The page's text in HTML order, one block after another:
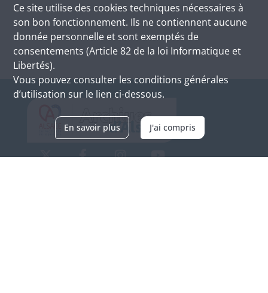
Ce site utilise des cookies techniques nécessaires à
son bon fonctionnement. Ils ne contiennent aucune
donnée personnelle et sont exemptés de
consentements (Article 82 de la loi Informatique et
Libertés).
Vous pouvez consulter les conditions générales
d’utilisation sur le lien ci-dessous.
En savoir plus J'ai compris